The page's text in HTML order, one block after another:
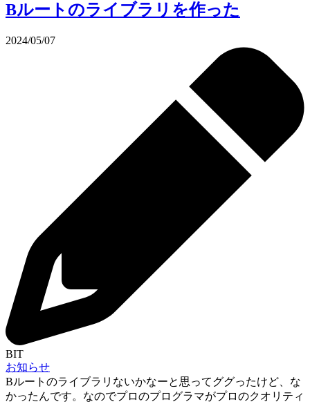
Bルートのライブラリを作った
2024/05/07
BIT
お知らせ
Bルートのライブラリないかなーと思ってググったけど、な
かったんです。なのでプロのプログラマがプロのクオリティ